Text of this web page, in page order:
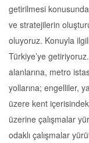
getirilmesi
ve stratejilerin
oluyoruz. Konuyla
Türkiye’ye
alanlarına, metro
yollarına; engelliler,
üzere kent
üzerine çalışmalar
odaklı çalışmalar